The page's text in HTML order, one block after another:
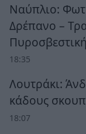
Ναύπλιο:
Δρέπανο –
18:35
Λουτράκι:
κάδους
18:07